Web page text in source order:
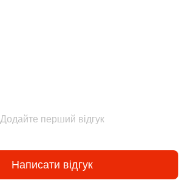
Додайте перший відгук
Написати відгук